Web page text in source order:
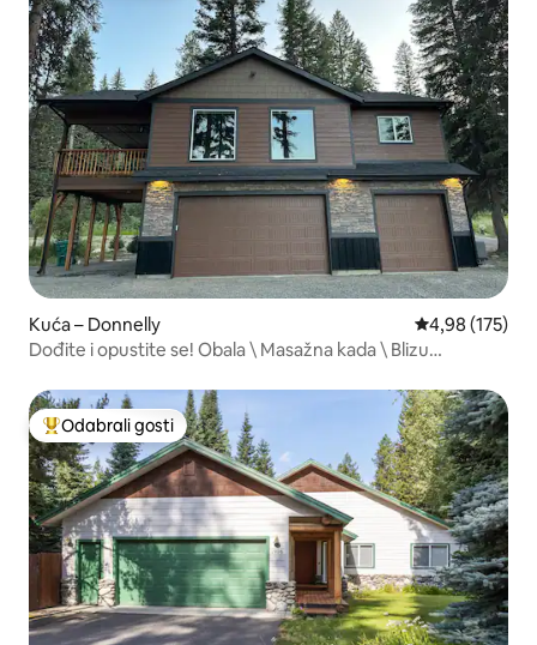
Kuća – Donnelly Prosječna
4,98 (175)
Dođite i opustite se! Obala \ Masažna kada \ Blizu
Među najviše rangiranima s oznakom „Odabrali gosti”
Odabrali gosti